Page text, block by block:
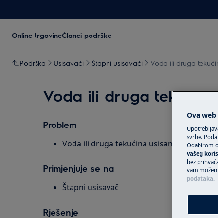
Online trgovineČlanci podrške
Podrška Usisavači Štapni usisavači Voda ili druga
Voda ili druga
Problem
Voda ili druga tekućina usisana je sa
Primjenjuje se na
Štapni usisavač
Rješenje
Ova
svrhe.
Odabirom
vašeg
bez
vam
podataka.